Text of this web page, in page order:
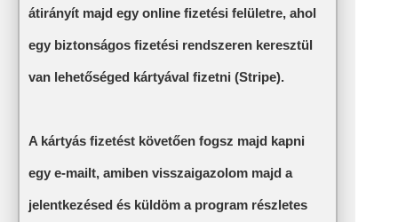
átirányít majd egy online fizetési felületre, ahol
egy biztonságos fizetési rendszeren keresztül
van lehetőséged kártyával fizetni (Stripe).
A kártyás fizetést követően fogsz majd kapni
egy e-mailt, amiben visszaigazolom majd a
jelentkezésed és küldöm a program részletes